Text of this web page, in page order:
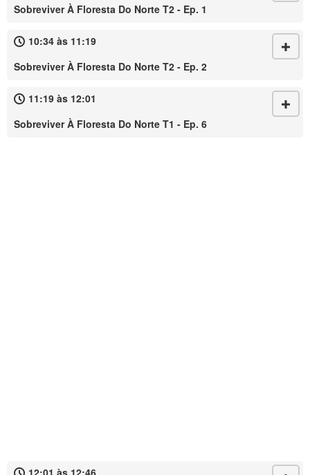
Sobreviver À Floresta Do Norte T2 - Ep. 1
10:34 às 11:19
Sobreviver À Floresta Do Norte T2 - Ep. 2
11:19 às 12:01
Sobreviver À Floresta Do Norte T1 - Ep. 6
12:01 às 12:46